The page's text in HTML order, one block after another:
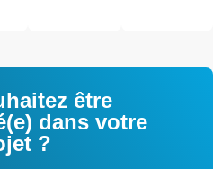
être
dans votre
?